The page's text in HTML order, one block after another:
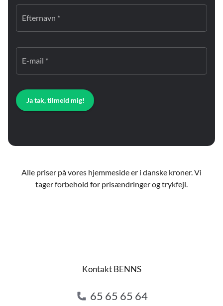
Efternavn *
E-mail *
Ja tak, tilmeld mig!
Alle priser på vores hjemmeside er i danske kroner. Vi
tager forbehold for prisændringer og trykfejl.
Kontakt BENNS
65 65 65 64